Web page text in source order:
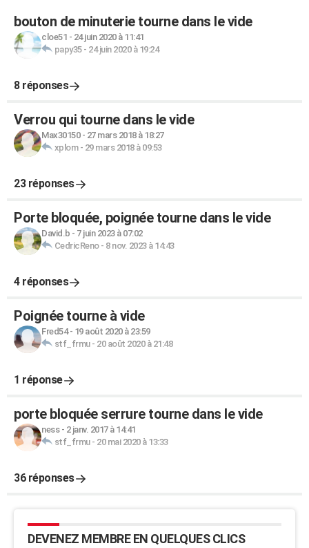
bouton de minuterie tourne dans le vide
cloe51 - 24 juin 2020 à 11:41
papy35- 24 juin 2020 à 19:24
8 réponses
Verrou qui tourne dans le vide
Max30150- 27 mars 2018 à 18:27
xplom- 29 mars 2018 à 09:53
23 réponses
Porte bloquée, poignée tourne dans le vide
David.b - 7 juin 2023 à 07:02
CedricReno- 8 nov. 2023 à 14:43
4 réponses
Poignée tourne à vide
Fred54- 19 août 2020 à 23:59
stf_frmu- 20 août 2020 à 21:48
1 réponse
porte bloquée serrure tourne dans le vide
ness- 2 janv. 2017 à 14:41
stf_frmu- 20 mai 2020 à 13:33
36 réponses
DEVENEZ MEMBRE EN QUELQUES CLICS